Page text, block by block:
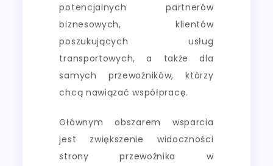
potencjalnych partnerów
biznesowych, klientów
poszukujących usług
transportowych, a także dla
samych przewoźników, którzy
chcą nawiązać współpracę.
Głównym obszarem wsparcia
jest zwiększenie widoczności
strony przewoźnika w